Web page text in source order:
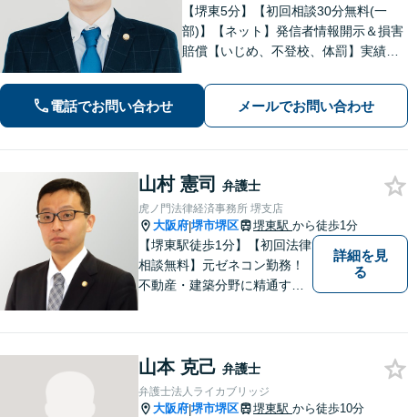
【堺東5分】【初回相談30分無料(一
部)】【ネット】発信者情報開示＆損害
賠償【いじめ、不登校、体罰】実績豊
利な条件での慰謝料・離婚【労働問
題】ハラスメント事案の実績／裁判を
見据えて加害者・会社と交渉【土日祝
対応】
電話でお問い合わせ メールでお問い合わせ
山村 憲司 弁護士
虎ノ門法律経済事務所 堺支店
大阪府|堺市堺区 堺東駅 から徒歩1分
【堺東駅徒歩1分】【初回法律
相談無料】元ゼネコン勤務！
不動産・建築分野に精通する
す！全国の支店ネットワーク
を活かし、迅速な解決を目指
します。【夜間土日祝可】
詳細を見
る
山本 克己 弁護士
弁護士法人ライカブリッジ
大阪府|堺市堺区 堺東駅 から徒歩10分